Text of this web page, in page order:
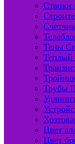
Станки
Тены
Теплый
Трубы
Цвет
Цвет